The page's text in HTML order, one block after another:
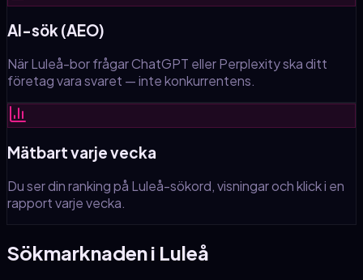
AI-sök (AEO)
När Luleå-bor frågar ChatGPT eller Perplexity ska ditt
företag vara svaret — inte konkurrentens.
Mätbart varje vecka
Du ser din ranking på Luleå-sökord, visningar och klick i en
rapport varje vecka.
Sökmarknadeni Luleå